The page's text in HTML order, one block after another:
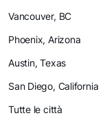
Vancouver, BC
Phoenix, Arizona
Austin, Texas
San Diego, California
Tutte le città